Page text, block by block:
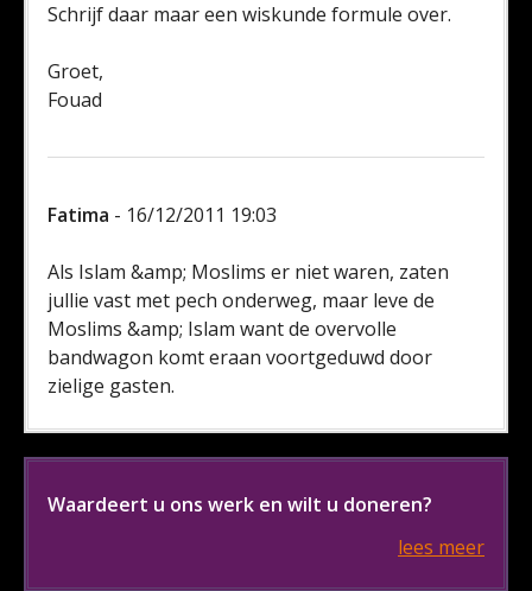
Schrijf daar maar een wiskunde formule over.
Groet,
Fouad
Fatima - 16/12/2011 19:03
Als Islam &amp; Moslims er niet waren, zaten
jullie vast met pech onderweg, maar leve de
Moslims &amp; Islam want de overvolle
bandwagon komt eraan voortgeduwd door
zielige gasten.
Waardeert u ons werk en wilt u doneren?
lees meer